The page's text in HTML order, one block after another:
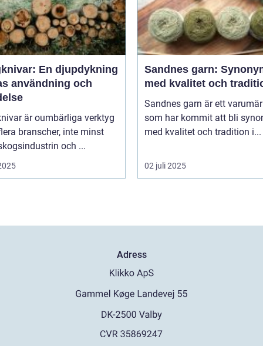
En djupdykning
användning och
är oumbärliga verktyg
branscher, inte minst
och ...
Sandnes garn:
med kvalitet och
Sandnes garn är ett
som har kommit att bli
med kvalitet och tradition i...
02 juli 2025
Adress